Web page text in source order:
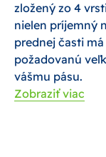
zložený zo 4
nielen príjemný
prednej časti
požadovanú
vášmu pásu.
Zobraziť viac